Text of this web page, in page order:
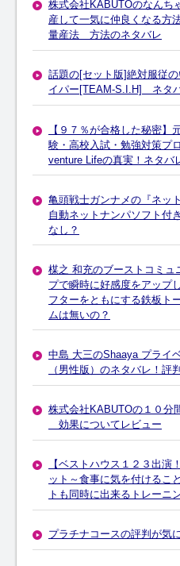
株式会社KABUTOのなんち
産して一気に仲良くなる方
量産法 方法のネタバレ
話題の[セット版]絶対服従
イパー[TEAM-S.I.H] ネタ
【９７％が合格した秘密】
験・高校入試・勉強対策プ
venture Lifeの真実！ネタバ
亀頭戦士ガンナメの『ネッ
自動ネットナンパソフト付
なし？
楳之 和充のブーストコミュ
プで瞬時に好感度をアップ
フターをともにする鉄板ト
ムは無いの？
中島 大三のShaaya プライ
（男性版）のネタバレ！評
株式会社KABUTOの１０分
効果についてレビュー
【ベストハウス１２３出演
ット～食事に気を付けるこ
トも同時に出来るトレーニ
プラチナコースの評判が気